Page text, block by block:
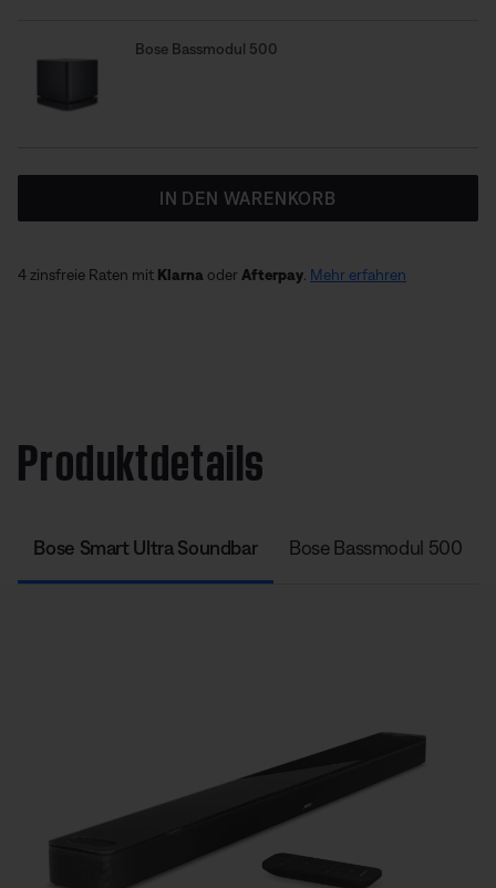
Bose Bassmodul 500
IN DEN WARENKORB
4 zinsfreie Raten mit Klarna oder Afterpay Mehr erfahren
Produktdetails
Bose Smart Ultra Soundbar Bose Bassmodul 500